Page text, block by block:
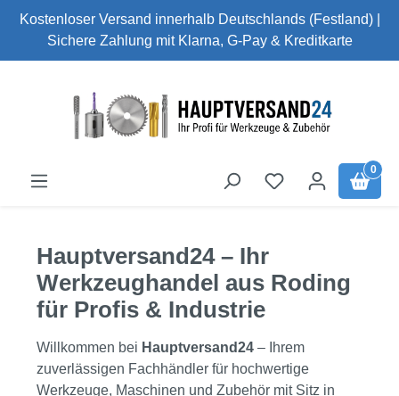
Zum Hauptinhalt springen
Kostenloser Versand innerhalb Deutschlands (Festland) |
Sichere Zahlung mit Klarna, G-Pay & Kreditkarte
0
Hauptversand24 – Ihr
Werkzeughandel aus Roding
für Profis & Industrie
Willkommen bei Hauptversand24 – Ihrem
zuverlässigen Fachhändler für hochwertige
Werkzeuge, Maschinen und Zubehör mit Sitz in